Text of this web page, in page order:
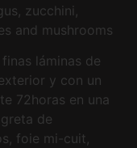
zucchini,
and mushrooms
láminas de
y con un
72horas en una
de
foie mi-cuit,